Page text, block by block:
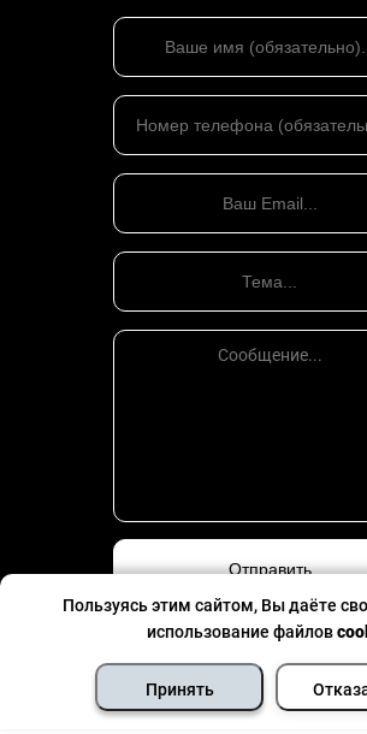
Политика
©Все права защищены-
Пользуясь этим сайтом, Вы даёте
использование файлов
Принять